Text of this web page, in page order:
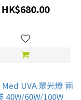
HK$680.00